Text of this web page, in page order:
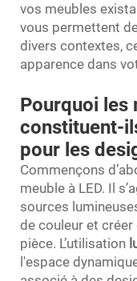
vos meubles
vous permettent
divers contextes,
apparence dans
Pourquoi les
constituent-
pour les
Commençons
meuble à LED. Il
sources
de couleur et
pièce. L’utilisation
l'espace